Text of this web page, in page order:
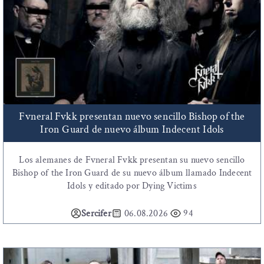
Fvneral Fvkk presentan nuevo sencillo Bishop of the
Iron Guard de nuevo álbum Indecent Idols
Los alemanes de Fvneral Fvkk presentan su nuevo sencillo
Bishop of the Iron Guard de su nuevo álbum llamado Indecent
Idols y editado por Dying Victims
Sercifer 06.08.2026 94